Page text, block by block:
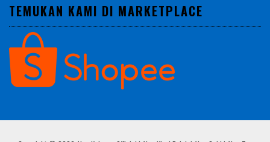
TEMUKAN KAMI DI MARKETPLACE